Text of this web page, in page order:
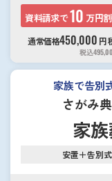
資料請求で10 万円
通常価格450,000 円
税込
家族で告別
さがみ
家
安置＋告別